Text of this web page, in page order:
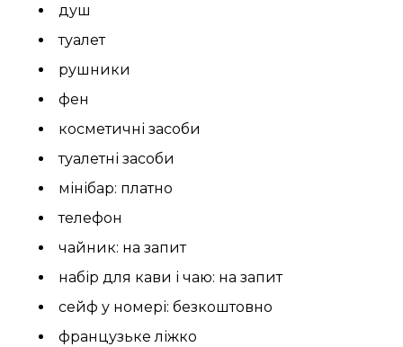
душ
туалет
рушники
фен
косметичні засоби
туалетні засоби
мінібар: платно
телефон
чайник: на запит
набір для кави і чаю: на запит
сейф у номері: безкоштовно
французьке ліжко